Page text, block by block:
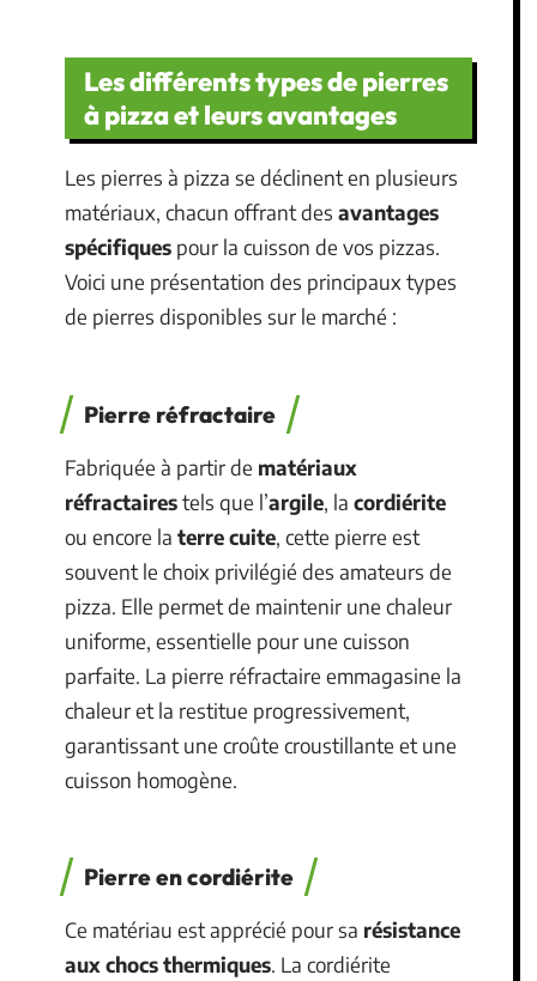
Les différents types de pierres
à pizza et leurs avantages
Les pierres à pizza se déclinent en plusieurs
matériaux, chacun offrant des avantages
spécifiques pour la cuisson de vos pizzas.
Voici une présentation des principaux types
de pierres disponibles sur le marché :
Pierre réfractaire
Fabriquée à partir de matériaux
réfractairestels que l’argile, la cordiérite
ou encore la terre cuite, cette pierre est
souvent le choix privilégié des amateurs de
pizza. Elle permet de maintenir une chaleur
uniforme, essentielle pour une cuisson
parfaite. La pierre réfractaire emmagasine la
chaleur et la restitue progressivement,
garantissant une croûte croustillante et une
cuisson homogène.
Pierre en cordiérite
Ce matériau est apprécié pour sa résistance
aux chocs thermiques. La cordiérite